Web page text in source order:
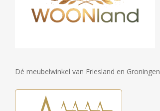
Dé meubelwinkel van Friesland en Groningen